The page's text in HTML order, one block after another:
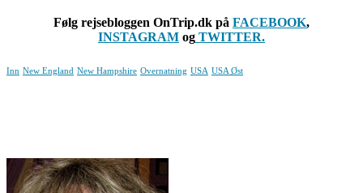
Følg rejsebloggen OnTrip.dk på FACEBOOK,
INSTAGRAM og TWITTER.
Inn New England New Hampshire Overnatning USA USA Øst